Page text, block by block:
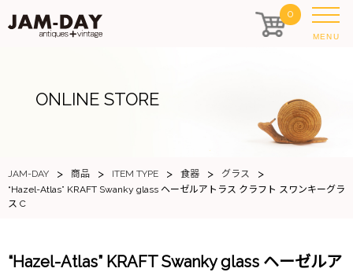
0
MENU
ONLINE STORE
JAM-DAY > 商品 > ITEM TYPE > 食器 > グラス >
“Hazel-Atlas” KRAFT Swanky glass ヘーゼルアトラス クラフト スワンキーグラ
ス C
“Hazel-Atlas” KRAFT Swanky glass ヘーゼルア